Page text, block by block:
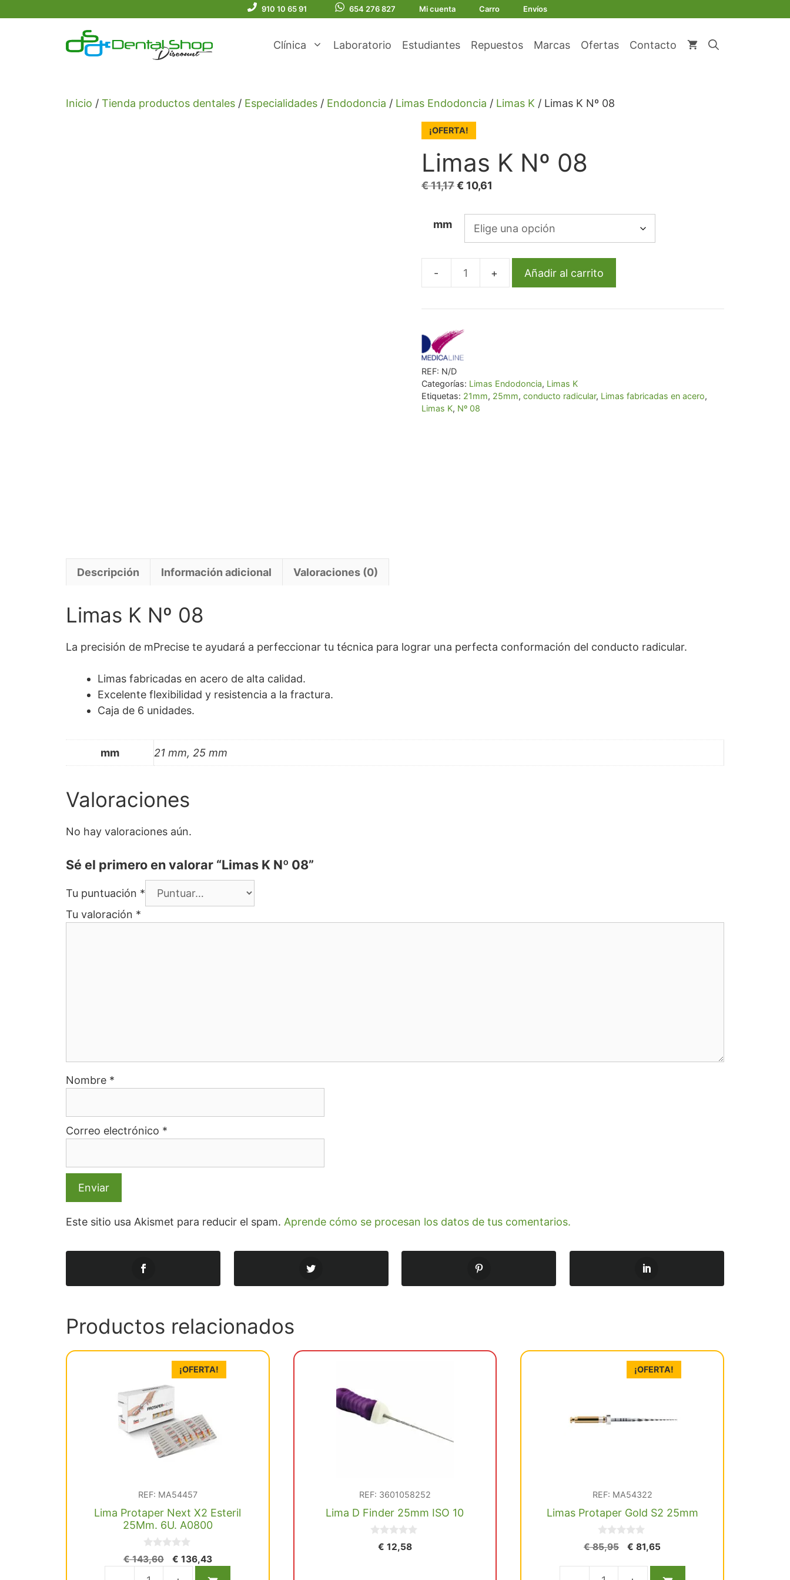
910 10 65 91 654 276 827 Mi cuenta Carro Envíos
Clínica Laboratorio Estudiantes Repuestos Marcas Ofertas Contacto
Inicio / Tienda productos dentales / Especialidades / Endodoncia / Limas Endodoncia / Limas K / Limas K Nº 08
¡OFERTA!
Limas K Nº 08
€11,17 El
original
era:
€ 10,61
actual
es:
mm
Nº
cantidad
Añadir al carrito
REF: N/D
Categorías: Limas Endodoncia, Limas K
Etiquetas: 21mm, 25mm, conducto radicular, Limas fabricadas en acero,
Limas K, Nº 08
Descripción Información adicional Valoraciones (0)
Limas K Nº 08
La precisión de mPrecise te ayudará a perfeccionar tu técnica para lograr una perfecta conformación del conducto radicular.
Limas fabricadas en acero de alta calidad.
Excelente flexibilidad y resistencia a la fractura.
Caja de 6 unidades.
mm 21 mm, 25 mm
Valoraciones
No hay valoraciones aún.
Sé el primero en valorar “Limas K Nº 08”
Tu puntuación *
Tu valoración *
Nombre *
Correo electrónico *
Este sitio usa Akismet para reducir el spam. Aprende cómo se procesan los datos de tus comentarios.
Productos relacionados
¡OFERTA!
REF: MA54457
Lima Protaper Next X2 Esteril
25Mm. 6U. A0800
0
d
€143,60
El
€ 136,43El
REF: 3601058252
Lima D Finder 25mm ISO 10
€ 12,58
¡OFERTA!
REF: MA54322
Limas Protaper Gold S2 25mm
0
d
5
€85,95
El
€ 81,65El
era:
es: